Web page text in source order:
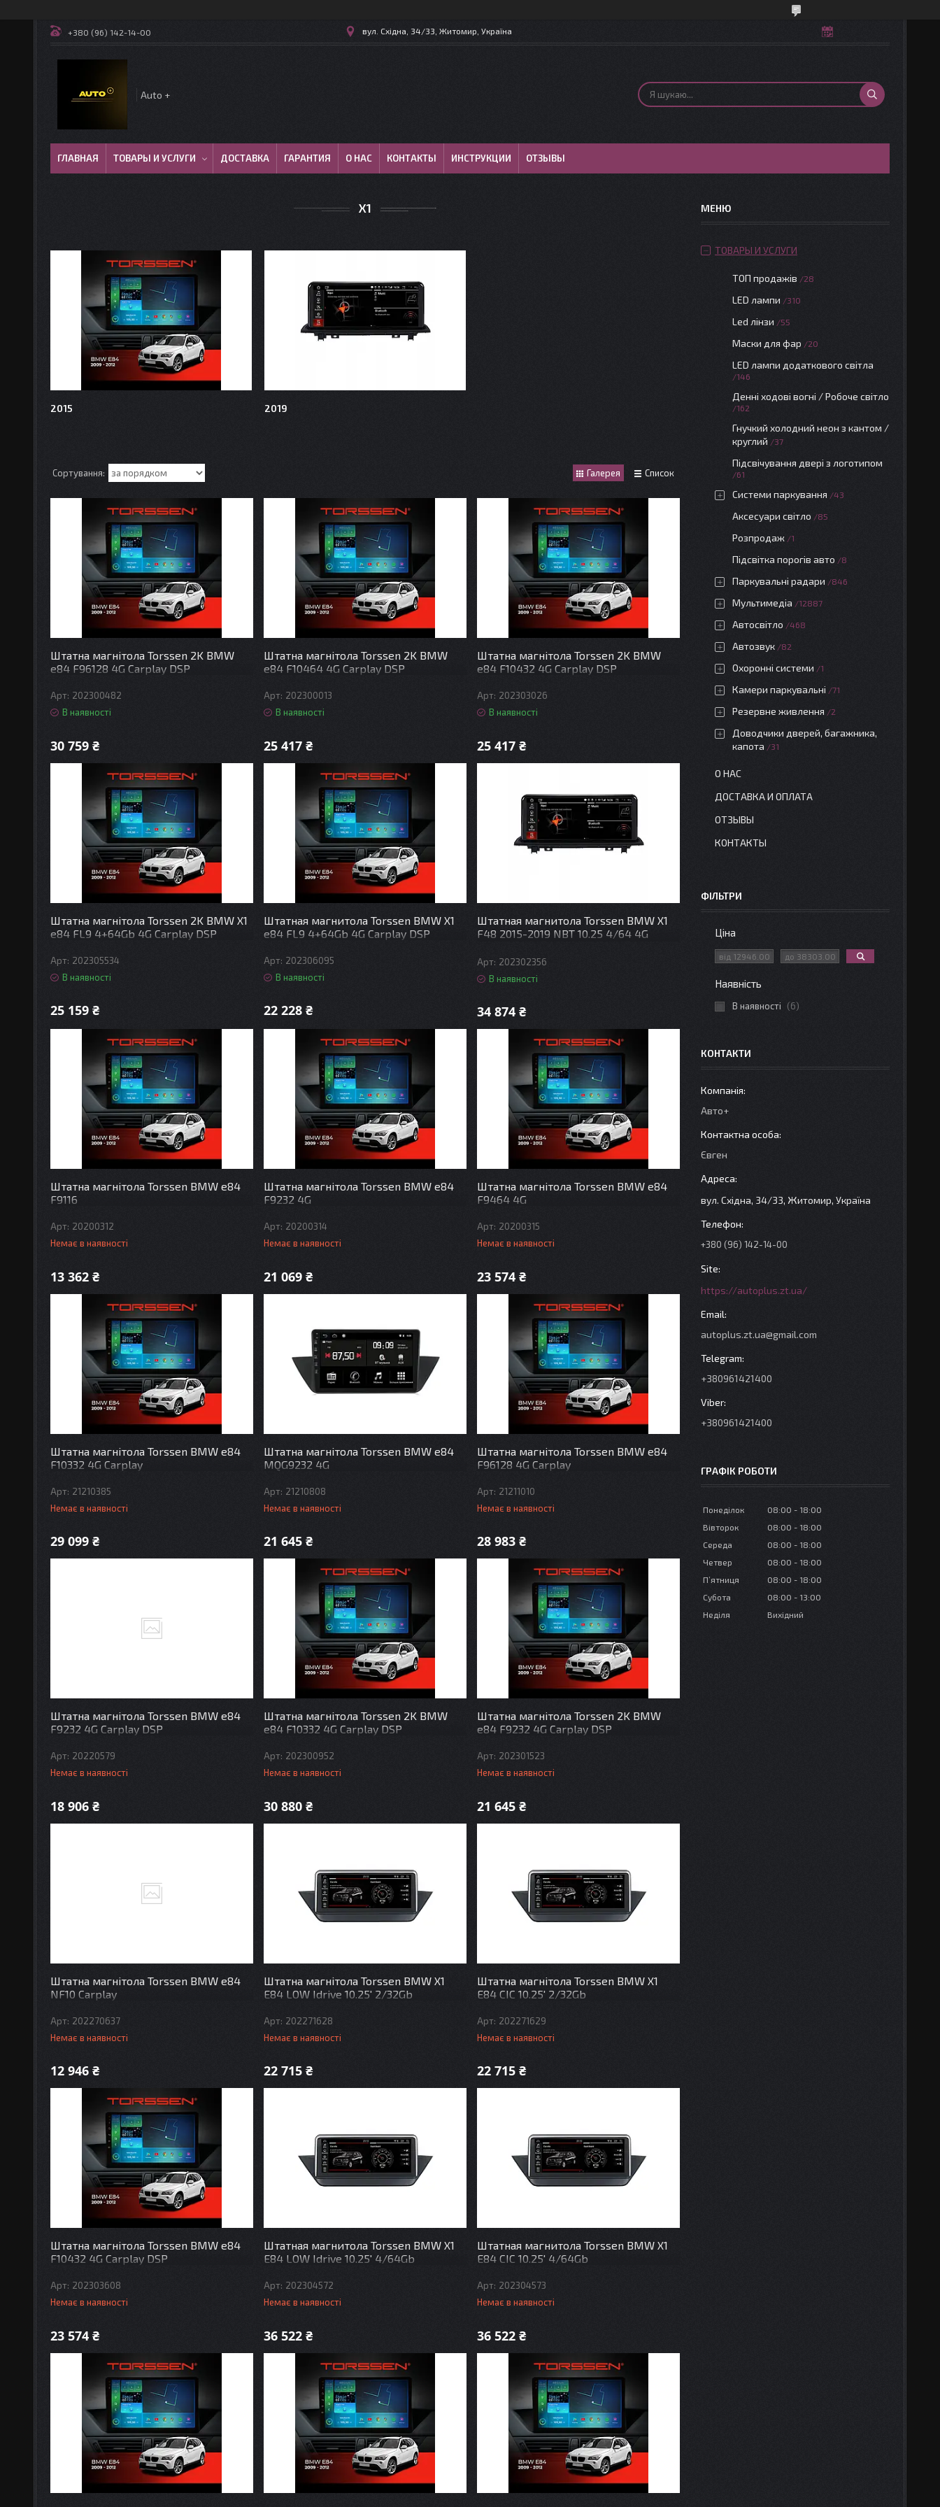
+380 (96) 142-14-00 вул. Східна, 34/33, Житомир, Україна
Auto +
ГЛАВНАЯ ТОВАРЫ И УСЛУГИ ДОСТАВКА ГАРАНТИЯ О НАС КОНТАКТЫ ИНСТРУКЦИИ ОТЗЫВЫ
Х1
2015 2019
Галерея Список
Штатна магнітола Torssen 2K BMW
e84 F96128 4G Carplay DSP
202300482
В наявності
30 759 ₴
Штатна магнітола Torssen 2K BMW
e84 F10464 4G Carplay DSP
202300013
В наявності
25 417 ₴
Штатна магнітола Torssen 2K BMW
e84 F10432 4G Carplay DSP
202303026
В наявності
25 417 ₴
Штатна магнітола Torssen 2K BMW X1
e84 FL9 4+64Gb 4G Carplay DSP
202305534
В наявності
25 159 ₴
Штатная магнитола Torssen BMW X1
e84 FL9 4+64Gb 4G Carplay DSP
202306095
В наявності
22 228 ₴
Штатная магнитола Torssen BMW X1
F48 2015-2019 NBT 10.25 4/64 4G
202302356
В наявності
34 874 ₴
Штатна магнітола Torssen BMW e84
F9116
20200312
Немає в наявності
13 362 ₴
Штатна магнітола Torssen BMW e84
F9232 4G
20200314
Немає в наявності
21 069 ₴
Штатна магнітола Torssen BMW e84
F9464 4G
20200315
Немає в наявності
23 574 ₴
Штатна магнітола Torssen BMW e84
F10332 4G Carplay
21210385
Немає в наявності
29 099 ₴
Штатна магнітола Torssen BMW e84
MQG9232 4G
21210808
Немає в наявності
21 645 ₴
Штатна магнітола Torssen BMW e84
F96128 4G Carplay
21211010
Немає в наявності
28 983 ₴
Штатна магнітола Torssen BMW e84
F9232 4G Carplay DSP
20220579
Немає в наявності
18 906 ₴
Штатна магнітола Torssen 2K BMW
e84 F10332 4G Carplay DSP
202300952
Немає в наявності
30 880 ₴
Штатна магнітола Torssen 2K BMW
e84 F9232 4G Carplay DSP
202301523
Немає в наявності
21 645 ₴
Штатна магнітола Torssen BMW e84
NF10 Carplay
202270637
Немає в наявності
12 946 ₴
Штатна магнітола Torssen BMW X1
E84 LOW Idrive 10.25' 2/32Gb
202271628
Немає в наявності
22 715 ₴
Штатна магнітола Torssen BMW X1
E84 CIC 10.25' 2/32Gb
202271629
Немає в наявності
22 715 ₴
Штатна магнітола Torssen BMW e84
F10432 4G Carplay DSP
202303608
Немає в наявності
23 574 ₴
Штатная магнитола Torssen BMW X1
E84 LOW Idrive 10.25' 4/64Gb
202304572
Немає в наявності
36 522 ₴
Штатная магнитола Torssen BMW X1
E84 CIC 10.25' 4/64Gb
202304573
Немає в наявності
36 522 ₴
ТОВАРЫ И УСЛУГИ
ТОП продажів 28
LED лампи 310
Led лінзи 55
Маски для фар 20
LED лампи додаткового світла
146
Денні ходові вогні / Робоче світло
162
Гнучкий холодний неон з кантом /
круглий
37
Підсвічування двері з логотипом
61
Системи паркування 43
Аксесуари світло 85
Розпродаж 1
Підсвітка порогів авто 8
Паркувальні радари 846
Мультимедіа 12887
Автосвітло 468
Автозвук 82
Охоронні системи 1
Камери паркувальні 71
Резервне живлення 2
Доводчики дверей, багажника,
капота
31
О НАС
ДОСТАВКА И ОПЛАТА
ОТЗЫВЫ
КОНТАКТЫ
ФІЛЬТРИ
Ціна
Наявність
В наявності 6
КОНТАКТИ
Авто+
Євген
вул. Східна, 34/33, Житомир, Україна
+380 (96) 142-14-00
https://autoplus.zt.ua/
autoplus.zt.ua@gmail.com
+380961421400
+380961421400
ГРАФІК РОБОТИ
Понеділок 08:00
18:00
Вівторок
08:00
18:00
Середа
08:00
18:00
Четвер
08:00
18:00
Пʼятниця
08:00
18:00
Субота
08:00
13:00
Неділя
Вихідний